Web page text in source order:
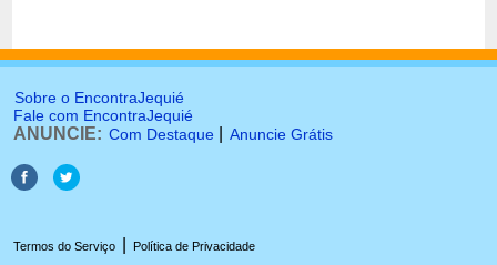
Sobre o EncontraJequié
Fale com EncontraJequié
ANUNCIE: Com Destaque Anuncie Grátis
Termos do Serviço Política de Privacidade